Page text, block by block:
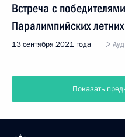
Встреча с
Паралимпийских
13 сентября 2021 года
Показать